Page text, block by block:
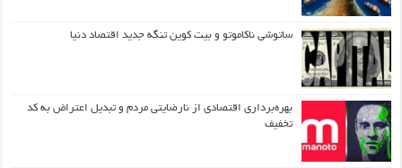
ساتوشی ناکاموتو و بیت کوین تنگه جدید اقتصاد دنیا
بهره‌برداری اقتصادی از نارضایتی مردم و تبدیل اعتراض به کد
تخفیف